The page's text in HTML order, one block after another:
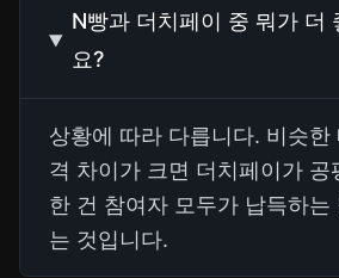
N빵과 더치페이 중 뭐가 더
요?
상황에 따라 다릅니다. 비슷
격 차이가 크면 더치페이가 공
한 건 참여자 모두가 납득하는
는 것입니다.